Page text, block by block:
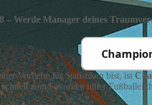
Werde Manager deines
Vorliebe für Statistiken bist, ist
zum Favoriten unter